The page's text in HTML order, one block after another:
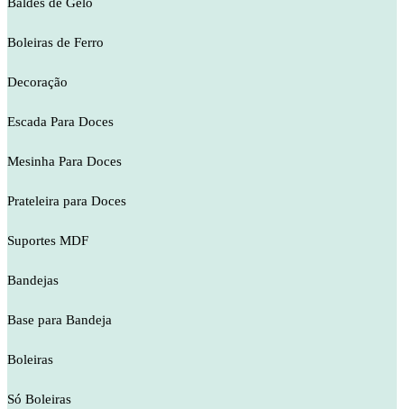
Boleiras de Ferro
Decoração
Escada Para Doces
Mesinha Para Doces
Prateleira para Doces
Suportes MDF
Bandejas
Base para Bandeja
Boleiras
Só Boleiras